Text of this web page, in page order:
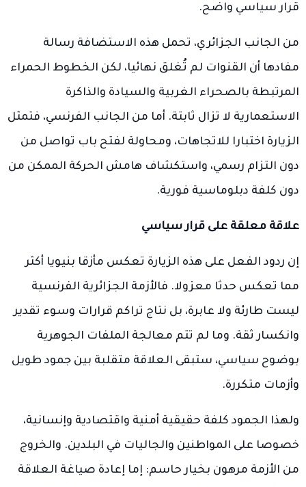
قرار سياسي واضح.
من الجانب الجزائري، تحمل هذه الاستضافة رسالة
مفادها أن القنوات لم تُغلق نهائيا، لكن الخطوط الحمراء
المرتبطة بالصحراء الغربية والسيادة والذاكرة
الاستعمارية لا تزال ثابتة. أما من الجانب الفرنسي، فتمثل
الزيارة اختبارا للاتجاهات، ومحاولة لفتح باب تواصل من
دون التزام رسمي، واستكشاف هامش الحركة الممكن من
دون كلفة دبلوماسية فورية.
علاقة معلقة على قرار سياسي
إن ردود الفعل على هذه الزيارة تعكس مأزقا بنيويا أكثر
مما تعكس حدثا معزولا. فالأزمة الجزائرية الفرنسية
ليست طارئة ولا عابرة، بل نتاج تراكم قرارات وسوء تقدير
وانكسار ثقة. وما لم تتم معالجة الملفات الجوهرية
بوضوح سياسي، ستبقى العلاقة متقلبة بين جمود طويل
وأزمات متكررة.
ولهذا الجمود كلفة حقيقية أمنية واقتصادية وإنسانية،
خصوصا على المواطنين والجاليات في البلدين. والخروج
من الأزمة مرهون بخيار حاسم: إما إعادة صياغة العلاقة